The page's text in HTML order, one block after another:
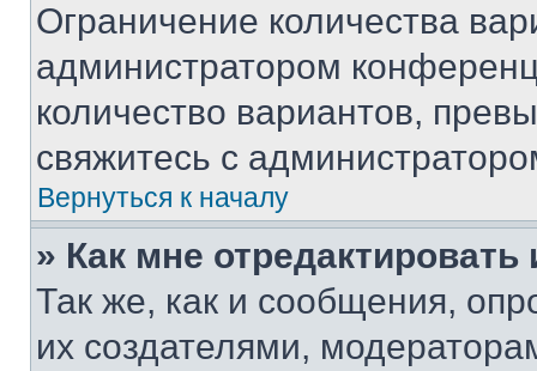
Ограничение количества
администратором
количество вариантов,
свяжитесь с
Вернуться к началу
» Как мне
Так же, как и сообщения,
их создателями,